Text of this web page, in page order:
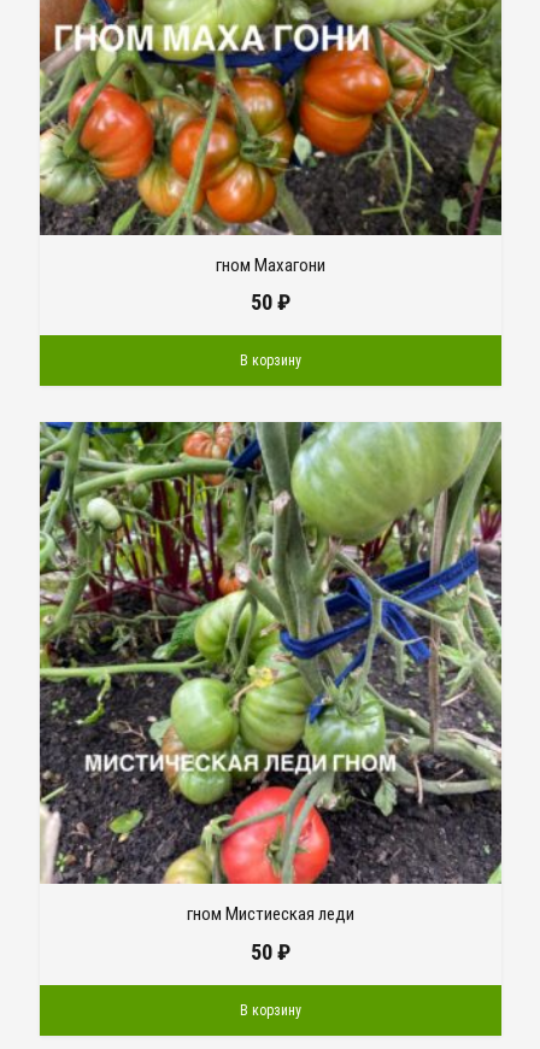
гном Махагони
50₽
В корзину
гном Мистиеская леди
50₽
В корзину